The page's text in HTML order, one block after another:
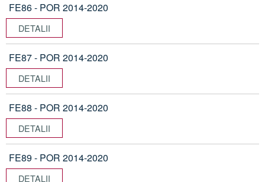
FE86 - POR 2014-2020
DETALII
FE87 - POR 2014-2020
DETALII
FE88 - POR 2014-2020
DETALII
FE89 - POR 2014-2020
DETALII